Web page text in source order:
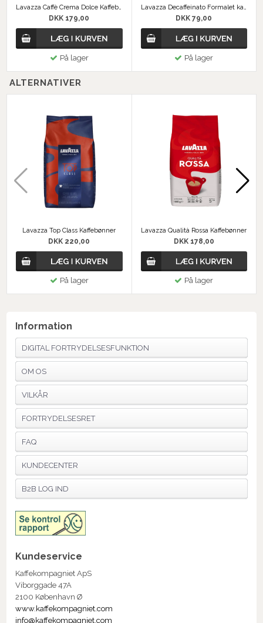
Lavazza Caffè Crema Dolce Kaffebønner
DKK 179,00
På lager
Lavazza Decaffeinato Formalet kaffe dåse
DKK 79,00
På lager
ALTERNATIVER
Lavazza Top Class Kaffebønner
DKK 220,00
På lager
Lavazza Qualità Rossa Kaffebønner
DKK 178,00
På lager
Information
DIGITAL FORTRYDELSESFUNKTION
OM OS
VILKÅR
FORTRYDELSESRET
FAQ
KUNDECENTER
B2B LOG IND
Kundeservice
Kaffekompagniet ApS
Viborggade 47A
2100 København Ø
www.kaffekompagniet.com
info@kaffekompagniet.com